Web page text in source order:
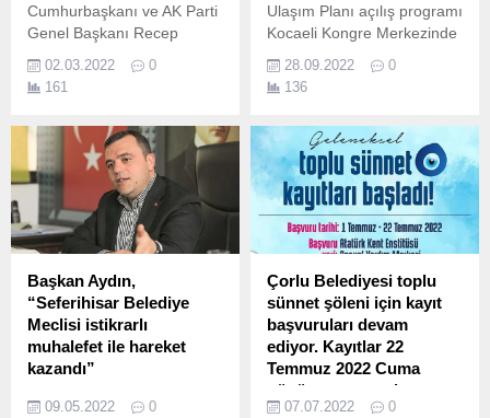
Cumhurbaşkanı ve AK Parti
Genel Başkanı Recep
bazı milletvekilleriyle bir
araya geldi.
02.03.2022
0
161
Ulaşım Planı açılış programı
Kocaeli Kongre Merkezinde
gerçekleştirildi Kocaeli
Büyükşehir Belediyesi
Ulaşım Planı (SUMP) açılış
programı Kocaeli Kongre
Merkezinde gerçekleştirildi.
28.09.2022
0
136
Başkan Aydın,
“Seferihisar Belediye
Meclisi istikrarlı
muhalefet ile hareket
kazandı”
09.05.2022 0
Çorlu Belediyesi toplu
sünnet şöleni için kayıt
başvuruları devam
ediyor. Kayıtlar 22
Temmuz 2022 Cuma
günü sona erecek.
07.07.2022 0